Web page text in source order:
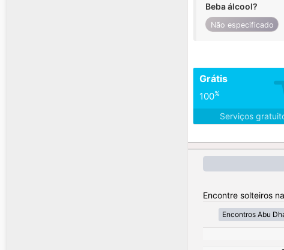
Beba álcool?
Não especificado
Grátis
100%
Serviços
Encontre solteiros
Encontros Abu